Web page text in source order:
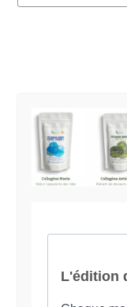
Je suis Evy,
ménopause